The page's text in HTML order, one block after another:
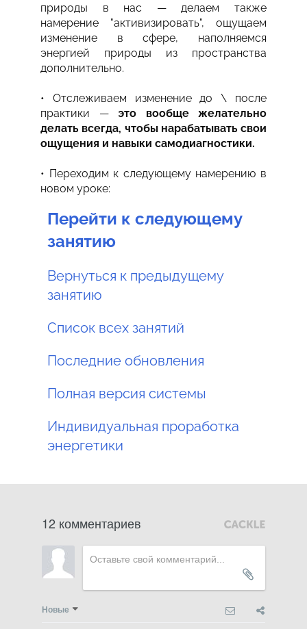
природы в нас — делаем также
намерение "активизировать", ощущаем
изменение в сфере, наполняемся
энергией природы из пространства
дополнительно.
• Отслеживаем изменение до \ после
практики — это вообще желательно
делать всегда, чтобы нарабатывать свои
ощущения и навыки самодиагностики.
• Переходим к следующему намерению в
новом уроке:
Перейти к следующему
занятию
Вернуться к предыдущему
занятию
Список всех занятий
Последние обновления
Полная версия системы
Индивидуальная проработка
энергетики
12 комментариев
Новые